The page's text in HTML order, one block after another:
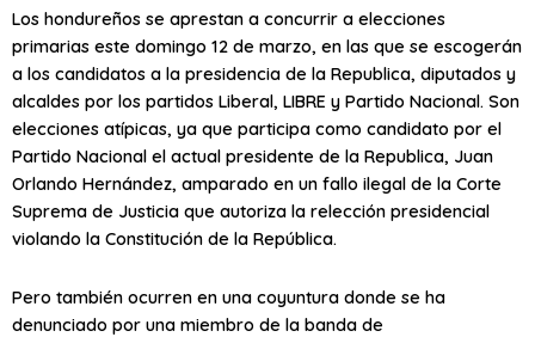
Los hondureños se aprestan a concurrir a elecciones
primarias este domingo 12 de marzo, en las que se escogerán
a los candidatos a la presidencia de la Republica, diputados y
alcaldes por los partidos Liberal, LIBRE y Partido Nacional. Son
elecciones atípicas, ya que participa como candidato por el
Partido Nacional el actual presidente de la Republica, Juan
Orlando Hernández, amparado en un fallo ilegal de la Corte
Suprema de Justicia que autoriza la relección presidencial
violando la Constitución de la República.
Pero también ocurren en una coyuntura donde se ha
denunciado por una miembro de la banda de